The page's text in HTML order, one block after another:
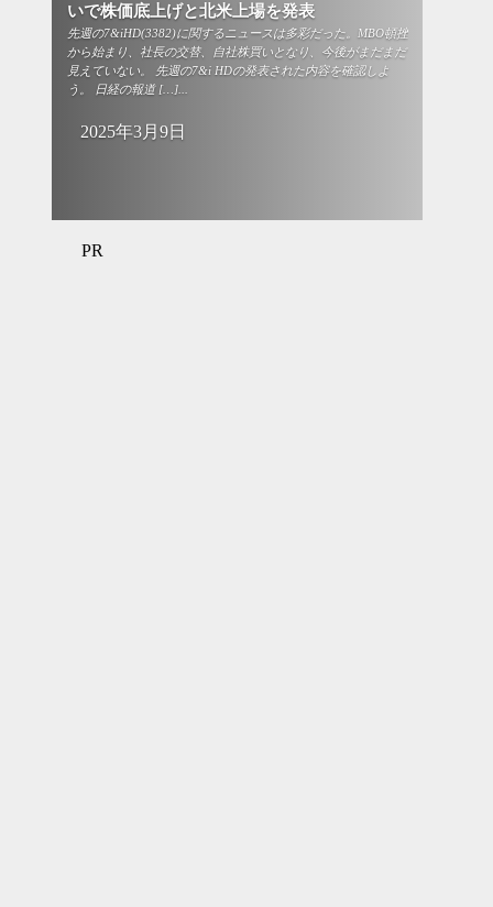
いで株価底上げと北米上場を発表
先週の7&iHD(3382)に関するニュースは多彩だった。MBO頓挫
から始まり、社長の交替、自社株買いとなり、今後がまだまだ
見えていない。 先週の7&i HDの発表された内容を確認しよ
う。 日経の報道 […]...
2025年3月9日
PR